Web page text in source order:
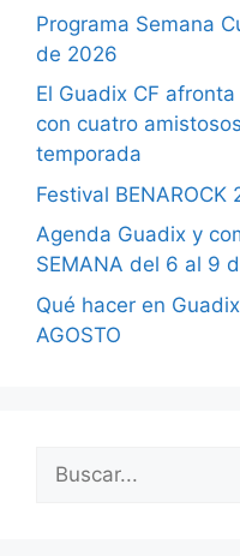
Programa Semana
de 2026
El Guadix CF
con cuatro
temporada
Festival BENAROCK
Agenda Guadix y
SEMANA del 6 al 9
Qué hacer en
AGOSTO